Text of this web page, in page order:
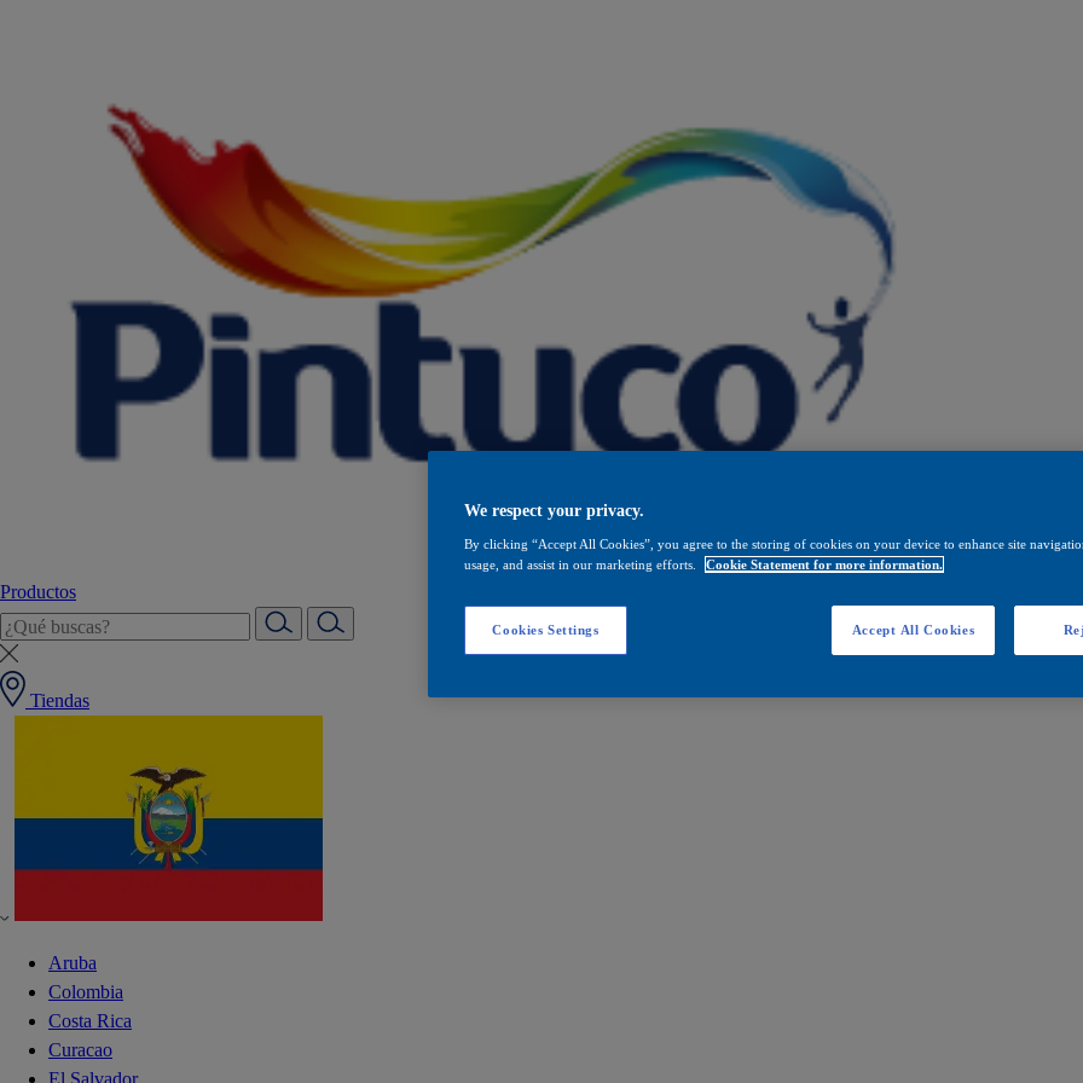
Productos
Tiendas
Aruba
Colombia
Costa Rica
Curacao
El Salvador
We respect your privacy.
By clicking “Accept All Cookies”, you agree to the storing of cookies on your device to enhance site
usage, and assist in our marketing efforts.
Cookie Statement for more information.
Cookies Settings Accept All Cookies